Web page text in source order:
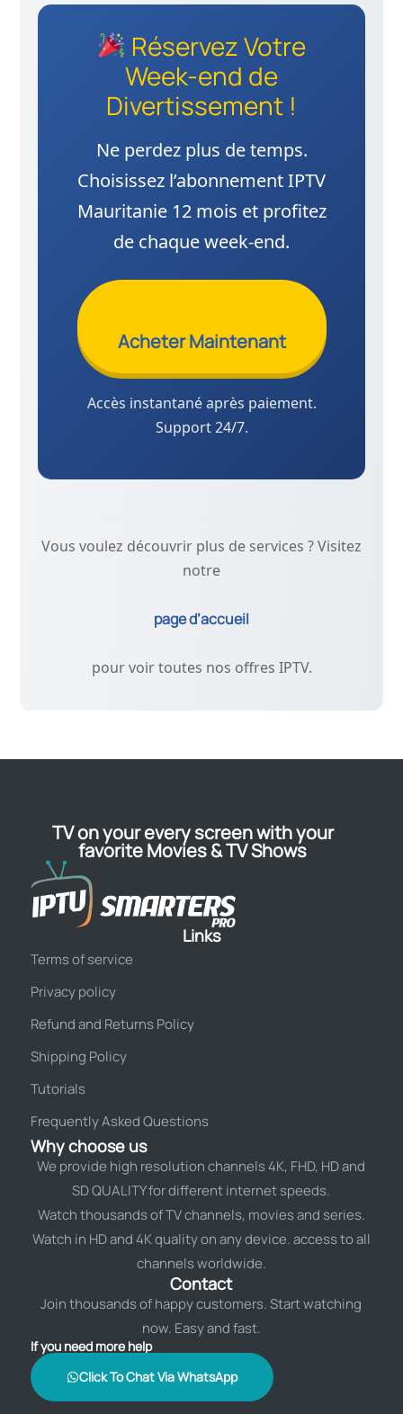
Réservez Votre
Week-end de
Divertissement !
Ne perdez plus de temps.
Choisissez l’abonnement IPTV
Mauritanie 12 mois et profitez
de chaque week-end.
Acheter Maintenant
Accès instantané après paiement.
Support 24/7.
Vous voulez découvrir plus de services ? Visitez
notre
page d’accueil
pour voir toutes nos offres IPTV.
TV on your every screen with your
favorite Movies & TV Shows
Links
Terms of service
Privacy policy
Refund and Returns Policy
Shipping Policy
Tutorials
Frequently Asked Questions
Why choose us
We provide high resolution channels 4K, FHD, HD and
SD QUALITY for different internet speeds.
Watch thousands of TV channels, movies and series.
Watch in HD and 4K quality on any device. access to all
channels worldwide.
Contact
Join thousands of happy customers. Start watching
now. Easy and fast.
If you need more help
Click To Chat Via WhatsApp